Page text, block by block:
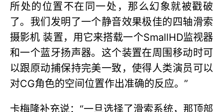
所处的位置不在同一处，那么幻象就被戳破
了。我们发明了一个静音效果极佳的四轴滑索
摄影机 装置，用它来搭载一个SmallHD监视器
和一个蓝牙扬声器。这个装置在周围移动时可
以跟原动捕保持完美一致，使得人类演员可以
对CG角色的空间位置作出准确的反应。”
卡梅隆补充说：“一旦选择了滑索系统，那顶部